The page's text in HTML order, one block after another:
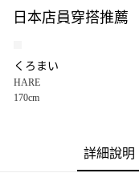
全盈+PAY
【大哥付你分期使用說明】
1.本服務由台灣大哥大提供
2.付款方式選擇「大哥付你
3.實際核准額度、可分期數
4.訂單成立30分鐘內，如
消。如遇「轉專審核」未
AFTEE先享後付
全家 取貨付款
日本店員穿搭推薦
くろまい
HARE
170cm
詳細說明